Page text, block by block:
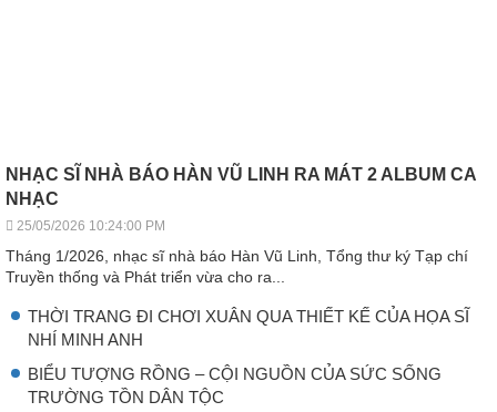
NHẠC SĨ NHÀ BÁO HÀN VŨ LINH RA MÁT 2 ALBUM CA
NHẠC
25/05/2026 10:24:00 PM
Tháng 1/2026, nhạc sĩ nhà báo Hàn Vũ Linh, Tổng thư ký Tạp chí
Truyền thống và Phát triển vừa cho ra...
THỜI TRANG ĐI CHƠI XUÂN QUA THIẾT KẾ CỦA HỌA SĨ
NHÍ MINH ANH
BIỂU TƯỢNG RỒNG – CỘI NGUỒN CỦA SỨC SỐNG
TRƯỜNG TỒN DÂN TỘC